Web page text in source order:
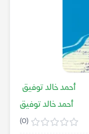
أحمد خالد توفيق
أحمد خالد توفيق
(0)